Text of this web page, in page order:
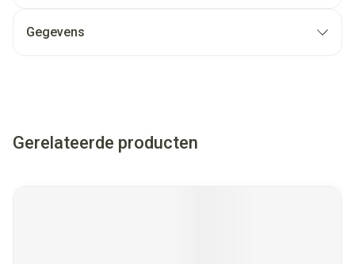
Gegevens
Gerelateerde producten